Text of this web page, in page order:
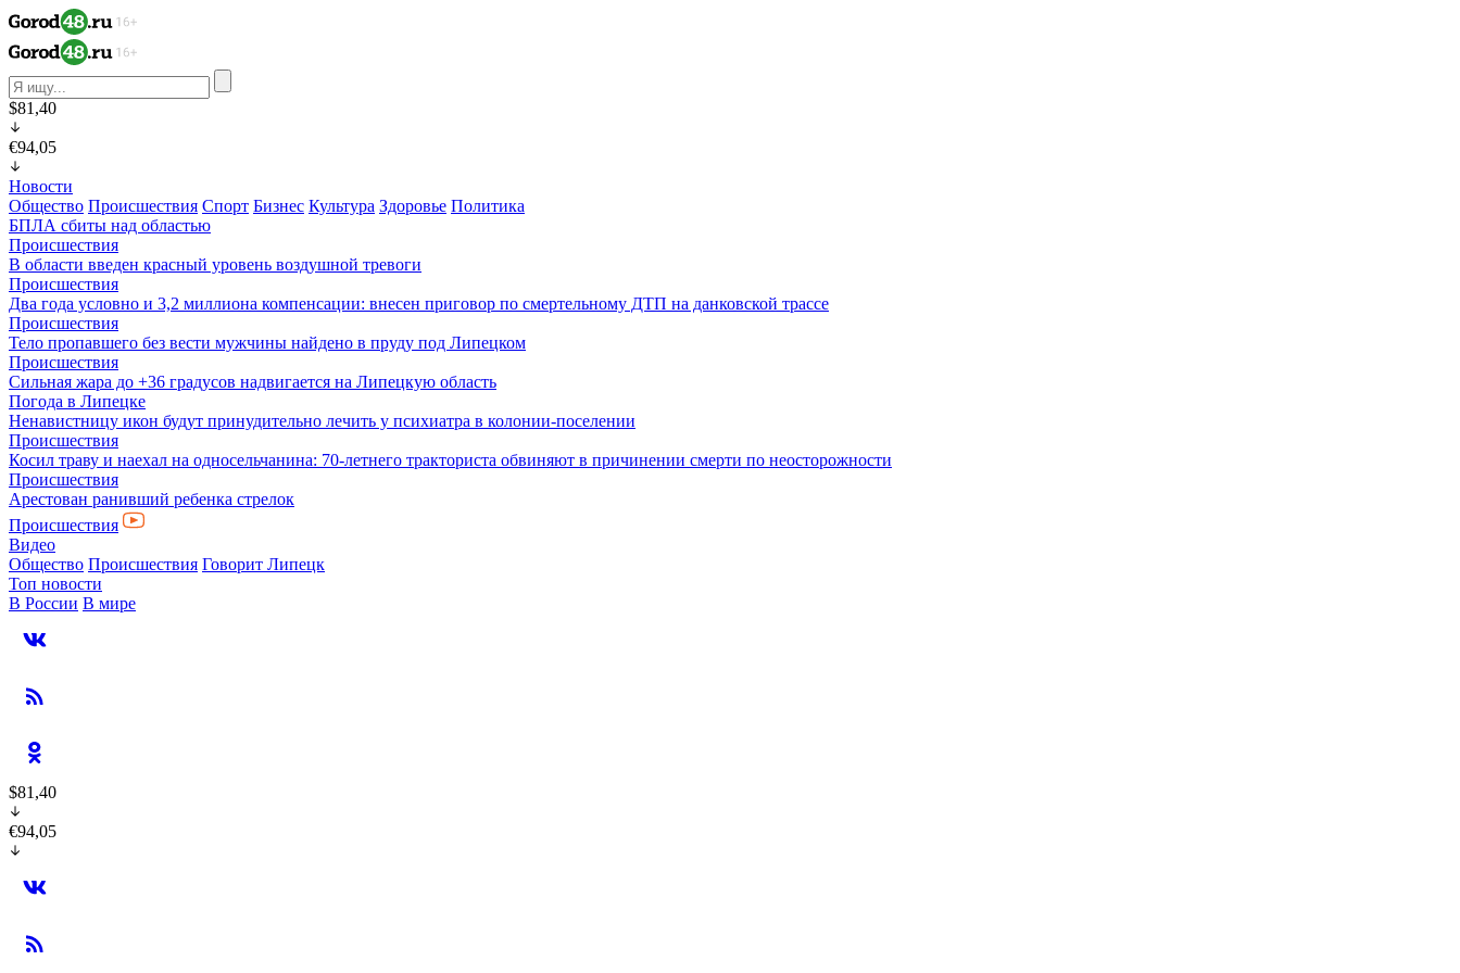
$81,40
€94,05
Новости
Общество Происшествия Спорт Бизнес Культура Здоровье Политика
БПЛА сбиты над областью
Происшествия
В области введен красный уровень воздушной тревоги
Происшествия
Два года условно и 3,2 миллиона компенсации: внесен приговор по смертельному ДТП на данковской трассе
Происшествия
Тело пропавшего без вести мужчины найдено в пруду под Липецком
Происшествия
Сильная жара до +36 градусов надвигается на Липецкую область
Погода в Липецке
Ненавистницу икон будут принудительно лечить у психиатра в колонии-поселении
Происшествия
Косил траву и наехал на односельчанина: 70-летнего тракториста обвиняют в причинении смерти по неосторожности
Происшествия
Арестован ранивший ребенка стрелок
Происшествия
Видео
Общество Происшествия Говорит Липецк
Топ новости
В России В мире
$81,40
€94,05